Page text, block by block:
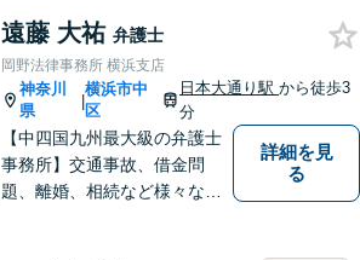
遠藤 大祐 弁護士
岡野法律事務所 横浜支店
神奈川
県
|
横浜市中
区
日本大通り駅から徒歩3
分
【中四国九州最大級の弁護士
事務所】交通事故、借金問
題、離婚、相続など様々な問
詳細を見
る